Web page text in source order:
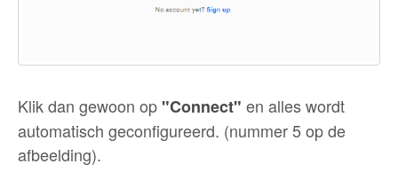
Klik dan gewoon op "Connect" en alles wordt
automatisch geconfigureerd. (nummer 5 op de
afbeelding).